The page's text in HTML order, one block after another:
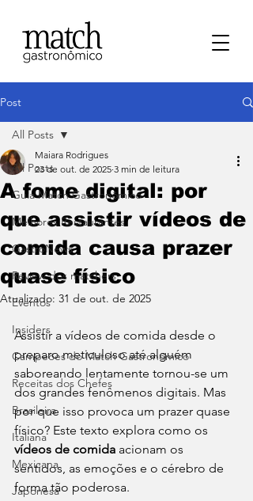
Post
All Posts
⁠Guia Match Gastronômico
Melhores Restaurantes
⁠GastroNews
Review dos matchers
Eventos
⁠Insiders
Campeões do Match Gastronômico
Receitas dos Chefes
Brasileira
Italiana
Mexicana
Japonesa
All Posts
A fome digital: por
que assistir vídeos de
comida causa prazer
quase físico
Maiara Rodrigues
23 de out. de 2025 3 min de leitura
Atualizado: 31 de out. de 2025
Assistir a vídeos de comida desde o
preparo meticuloso até alguém
saboreando lentamente tornou-se um
dos grandes fenômenos digitais. Mas
por que isso provoca um prazer quase
físico? Este texto explora como os
vídeos de comida acionam os
sentidos, as emoções e o cérebro de
forma tão poderosa.